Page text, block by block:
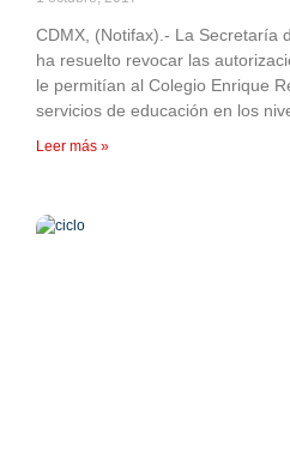
CDMX, (Notifax).- La Secretaría
ha resuelto revocar las
le permitían al Colegio Enrique
servicios de educación en los
Leer más »